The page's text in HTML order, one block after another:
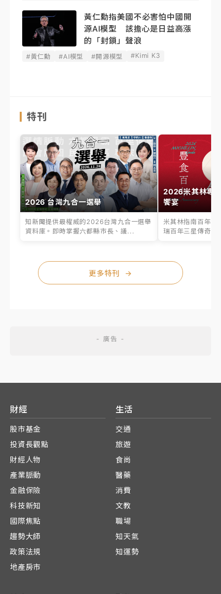
黃仁勳指美國不必害怕中國開
源AI模型 該擔心是日益高漲
的「封鎖」聲浪
#黃仁勳 #AI模型 #開源模型 #Kimi K3
特刊
2026 台灣九合一選舉
知新聞提供最權威的2026台灣九合一選舉
資料庫。即時掌握六都縣市長、議...
2026米其林專
饗宴
米其林指南百年之
瑞百年三星傳奇、
更多特刊 →
財經
股市基金
投資長觀點
財經人物
產業脈動
金融保險
科技新知
國際焦點
趨勢大師
政策法規
地產房市
生活
交通
旅遊
食尚
醫藥
消費
文教
職場
知天氣
知運勢